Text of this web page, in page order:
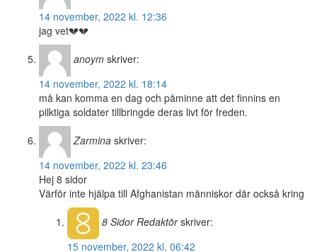
14 november, 2022 kl. 12:36
jag vet💔💔
anoym skriver:
14 november, 2022 kl. 18:14
må kan komma en dag och påminne att det finnins en
pilktiga soldater tillbringde deras livt för freden.
Zarmina skriver:
14 november, 2022 kl. 23:46
Hej 8 sidor
Värför inte hjälpa till Afghanistan människor där också kring
8 SidorRedaktör skriver:
15 november, 2022 kl. 06:42